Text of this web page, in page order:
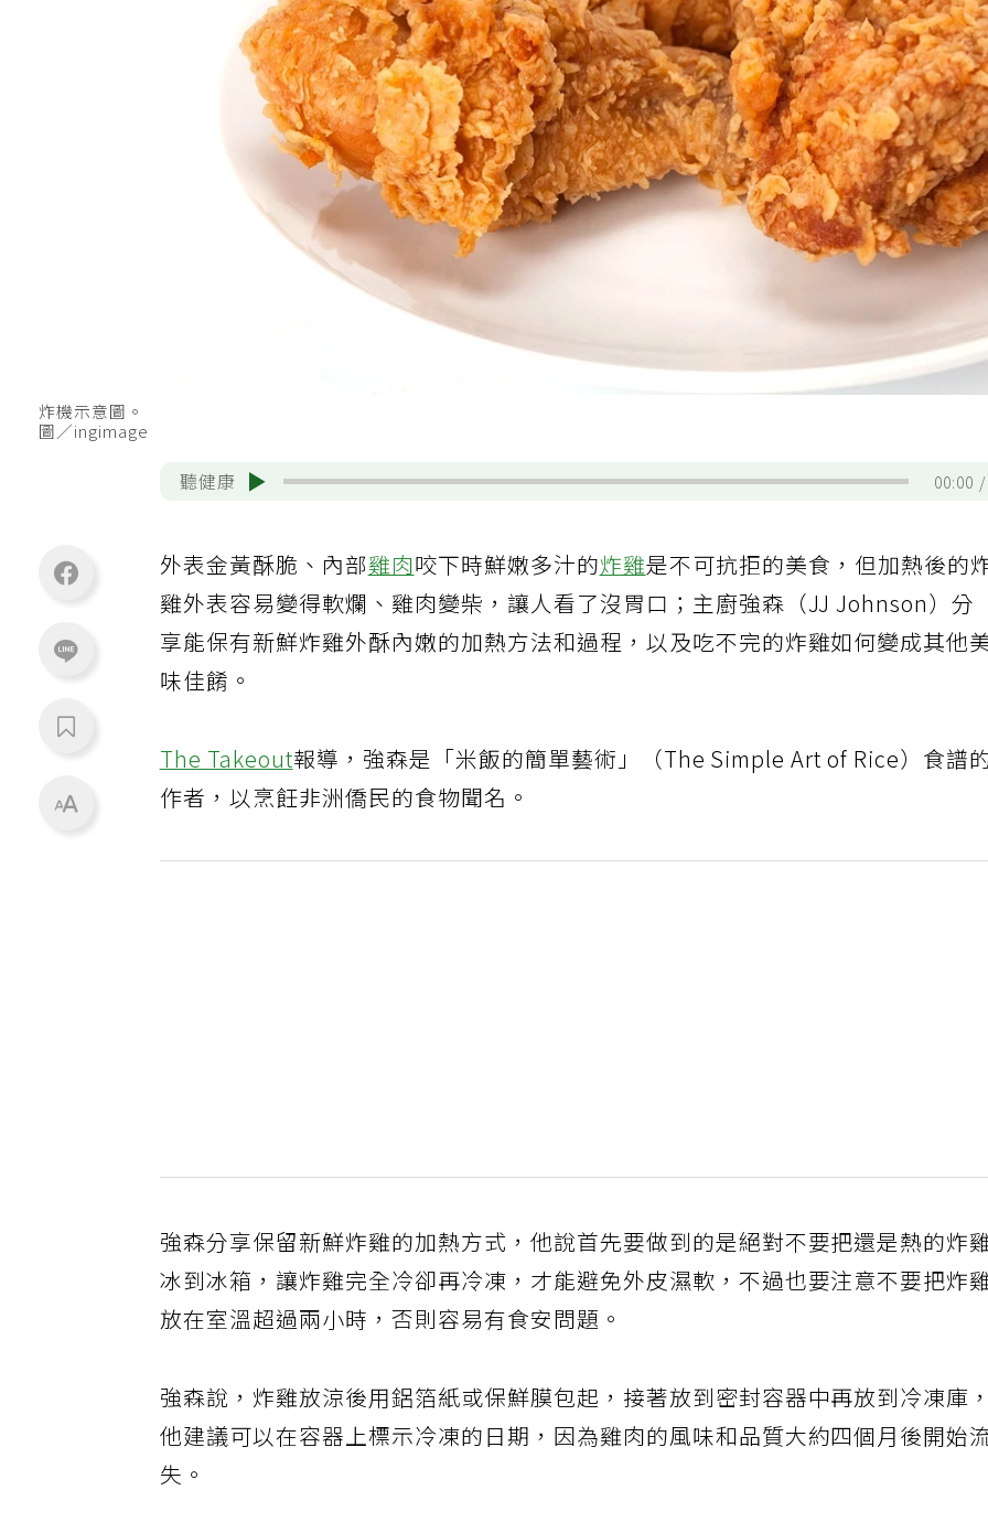
炸機示意圖。
圖／ingimage
聽健康 00:00
外表金黃酥脆、內部雞肉咬下時鮮嫩多汁的炸雞是不可抗拒的美食，但加熱後的
雞外表容易變得軟爛、雞肉變柴，讓人看了沒胃口；主廚強森（JJ Johnson）分
享能保有新鮮炸雞外酥內嫩的加熱方法和過程，以及吃不完的炸雞如何變成其他
味佳餚。
The Takeout報導，強森是「米飯的簡單藝術」（The Simple Art of Rice）食譜
作者，以烹飪非洲僑民的食物聞名。
強森分享保留新鮮炸雞的加熱方式，他說首先要做到的是絕對不要把還是熱的炸
冰到冰箱，讓炸雞完全冷卻再冷凍，才能避免外皮濕軟，不過也要注意不要把炸
放在室溫超過兩小時，否則容易有食安問題。
強森說，炸雞放涼後用鋁箔紙或保鮮膜包起，接著放到密封容器中再放到冷凍庫，
他建議可以在容器上標示冷凍的日期，因為雞肉的風味和品質大約四個月後開始
失。